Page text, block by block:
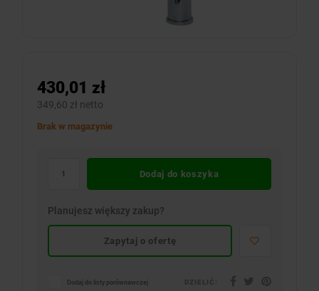
430,01 zł
349,60 zł netto
Brak w magazynie
Dodaj do koszyka
Planujesz większy zakup?
Zapytaj o ofertę
Dodaj do listy porównawczej